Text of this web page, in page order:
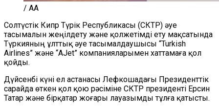
/ AA
Солтүстік Кипр Түрік Республикасы (СКТР) әуе
тасымалын жеңілдету және қолжетімді ету мақсатында
Түркияның ұлттық әуе тасымалдаушысы “Turkish
Airlines” және “AJet” компанияларымен хаттамаға қол
қойды.
Дүйсенбі күні ел астанасы Лефкошадағы Президенттік
сарайда өткен қол қою рәсіміне СКТР президенті Ерсин
Татар және бірқатар жоғары лауазымды тұлға қатысты.